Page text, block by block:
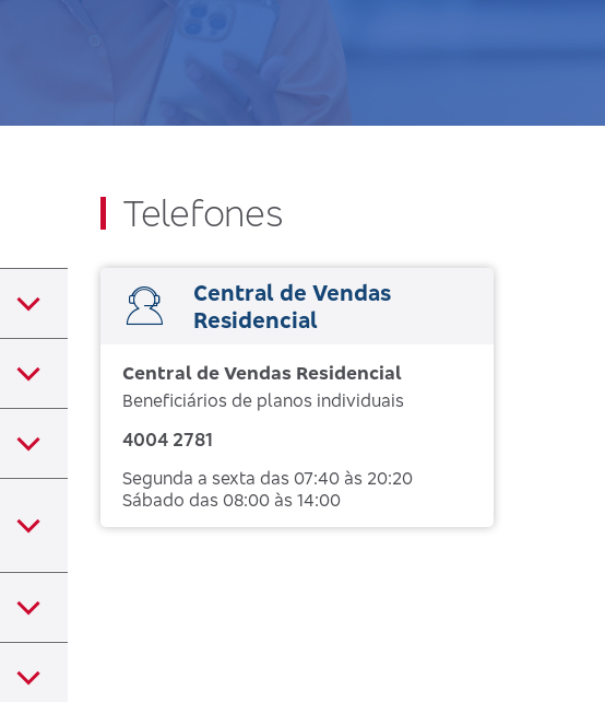
Telefones
Central de Vendas
Residencial
Central de Vendas Residencial
Beneficiários de planos individuais
4004 2781
Segunda a sexta das 07:40 às 20:20
Sábado das 08:00 às 14:00